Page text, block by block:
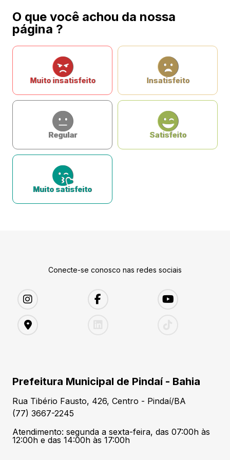
O que você achou da nossa
página ?
Muito insatisfeito Insatisfeito
Regular Satisfeito
Muito satisfeito
Conecte-se conosco nas redes sociais
Prefeitura Municipal de Pindaí - Bahia
Rua Tibério Fausto, 426, Centro - Pindaí/BA
(77) 3667-2245
Atendimento: segunda a sexta-feira, das 07:00h às
12:00h e das 14:00h às 17:00h